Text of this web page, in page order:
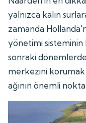
yalnızca kalın
zamanda
yönetimi sisteminin
sonraki
merkezini korumak
ağının önemli